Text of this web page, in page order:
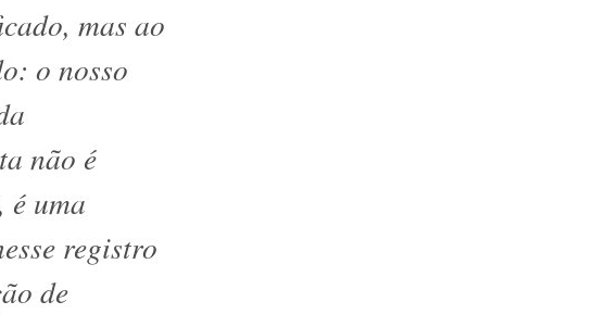
mas ao
o nosso
não é
é uma
registro
de